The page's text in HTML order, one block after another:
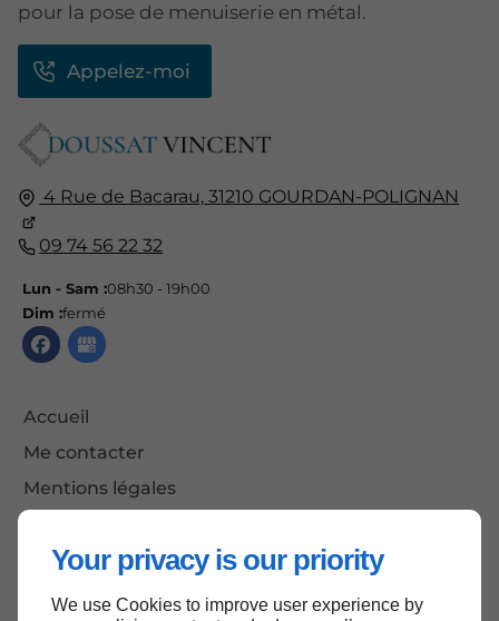
Your privacy is our priority
We use Cookies to improve user experience by
4 Rue de Bacarau, 31210 GOURDAN-POLIGNAN
09 74 56 22 32
Lun - Sam :08h30 - 19h00
Dim :fermé
Accueil
Me contacter
Mentions légales
pour la pose de menuiserie en métal.
Appelez-moi